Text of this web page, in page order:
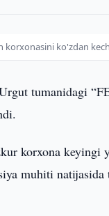
korxonasini ko'zdan
tumanidagi
korxona
muhiti